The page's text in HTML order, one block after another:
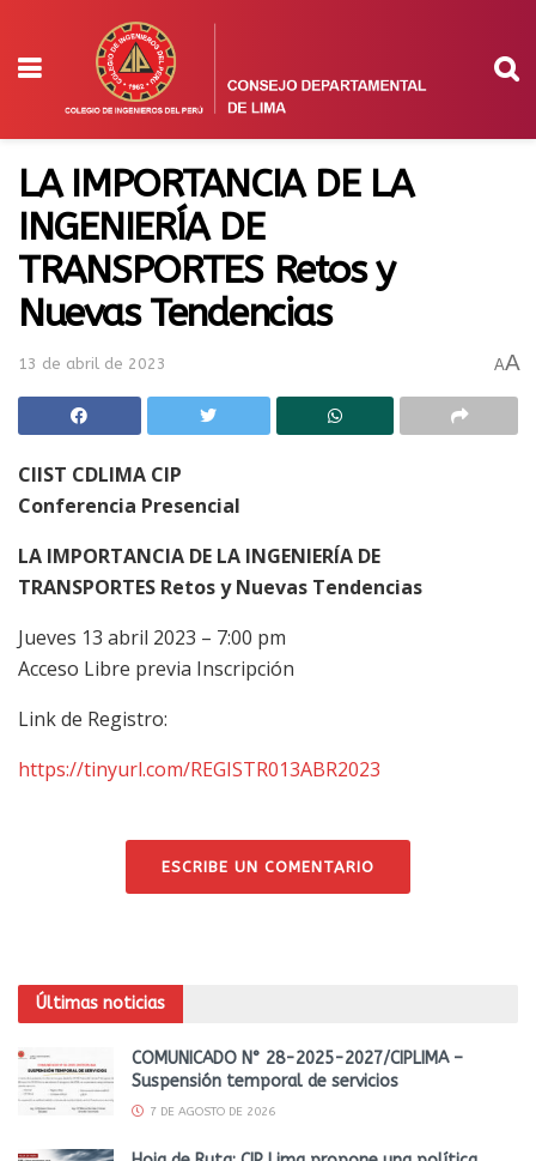
LA IMPORTANCIA DE LA
INGENIERÍA DE
TRANSPORTES Retos y
Nuevas Tendencias
13 de abril de 2023 AA
CIIST CDLIMA CIP
Conferencia Presencial
LA IMPORTANCIA DE LA INGENIERÍA DE
TRANSPORTES Retos y Nuevas Tendencias
Jueves 13 abril 2023 – 7:00 pm
Acceso Libre previa Inscripción
Link de Registro:
https://tinyurl.com/REGISTR013ABR2023
ESCRIBE UN COMENTARIO
Últimas noticias
COMUNICADO N° 28-2025-2027/CIPLIMA –
Suspensión temporal de servicios
7 DE AGOSTO DE 2026